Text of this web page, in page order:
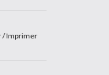
/Imprimer